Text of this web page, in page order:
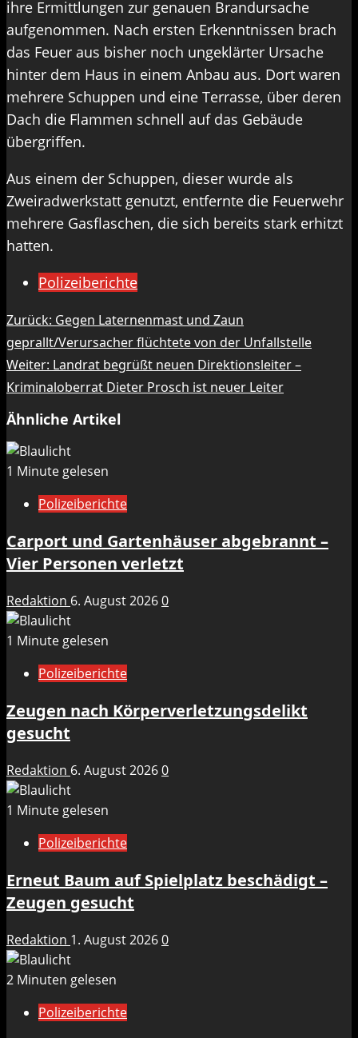
ihre Ermittlungen zur genauen Brandursache
aufgenommen. Nach ersten Erkenntnissen brach
das Feuer aus bisher noch ungeklärter Ursache
hinter dem Haus in einem Anbau aus. Dort waren
mehrere Schuppen und eine Terrasse, über deren
Dach die Flammen schnell auf das Gebäude
übergriffen.
Aus einem der Schuppen, dieser wurde als
Zweiradwerkstatt genutzt, entfernte die Feuerwehr
mehrere Gasflaschen, die sich bereits stark erhitzt
hatten.
Polizeiberichte
Beitragsnavigation
Zurück: Gegen Laternenmast und Zaun
geprallt/Verursacher flüchtete von der Unfallstelle
Weiter: Landrat begrüßt neuen Direktionsleiter –
Kriminaloberrat Dieter Prosch ist neuer Leiter
Ähnliche Artikel
1 Minute gelesen
Polizeiberichte
Carport und Gartenhäuser abgebrannt –
Vier Personen verletzt
Redaktion 6. August 20260
1 Minute gelesen
Polizeiberichte
Zeugen nach Körperverletzungsdelikt
gesucht
Redaktion 6. August 20260
1 Minute gelesen
Polizeiberichte
Erneut Baum auf Spielplatz beschädigt –
Zeugen gesucht
Redaktion 1. August 20260
2 Minuten gelesen
Polizeiberichte